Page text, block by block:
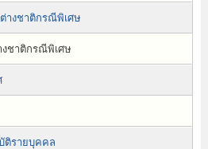
างชาติกรณีพิเศษ
ชาติกรณีพิเศษ
ติรายบุคคล